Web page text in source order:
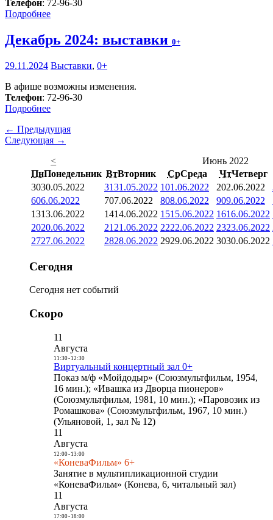
Телефон: 72-96-30
Подробнее
Декабрь 2024: выставки 0+
29.11.2024 Выставки, 0+
В афише возможны изменения.
Телефон: 72-96-30
Подробнее
← Предыдущая
Следующая →
<
Июнь 2022
ПнПонедельник ВтВторник СрСреда ЧтЧетверг
3030.05.2022 3131.05.2022 101.06.2022 202.06.2022
606.06.2022 707.06.2022 808.06.2022 909.06.2022
1313.06.2022 1414.06.2022 1515.06.2022 1616.06.2022
2020.06.2022 21 21.06.2022 2222.06.2022 2323.06.2022
2727.06.2022 2828.06.2022 2929.06.2022 3030.06.2022
Сегодня
Сегодня нет событий
Скоро
11
Августа
11:30- 12:30
Виртуальный концертный зал 0+
Показ м/ф «Мойдодыр» (Союзмультфильм, 1954,
16 мин.); «Ивашка из Дворца пионеров»
(Союзмультфильм, 1981, 10 мин.); «Паровозик из
Ромашкова» (Союзмультфильм, 1967, 10 мин.)
(Ульяновой, 1, зал № 12)
11
Августа
12:00- 13:00
«КоневаФильм» 6+
Занятие в мультипликационной студии
«КоневаФильм» (Конева, 6, читальный зал)
11
Августа
17:00- 18:00